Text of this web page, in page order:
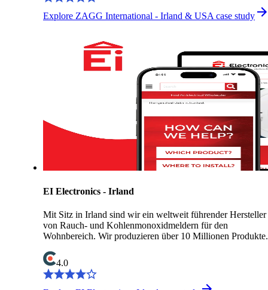
Explore ZAGG International - Irland & USA case study
EI Electronics - Irland
Mit Sitz in Irland sind wir ein weltweit führender Hersteller
von Rauch- und Kohlenmonoxidmeldern für den
Wohnbereich. Wir produzieren über 10 Millionen Produkte.
4.0